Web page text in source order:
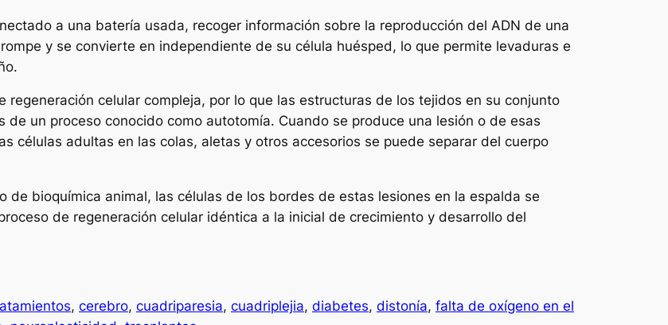
a una batería usada, recoger información sobre la reproducción del ADN de una
y se convierte en independiente de su célula huésped, lo que permite levaduras e
celular compleja, por lo que las estructuras de los tejidos en su conjunto
un proceso conocido como autotomía. Cuando se produce una lesión o de esas
células adultas en las colas, aletas y otros accesorios se puede separar del cuerpo
de bioquímica animal, las células de los bordes de estas lesiones en la espalda se
de regeneración celular idéntica a la inicial de crecimiento y desarrollo del
, cerebro, cuadriparesia, cuadriplejia, diabetes, distonía, falta de oxígeno en el